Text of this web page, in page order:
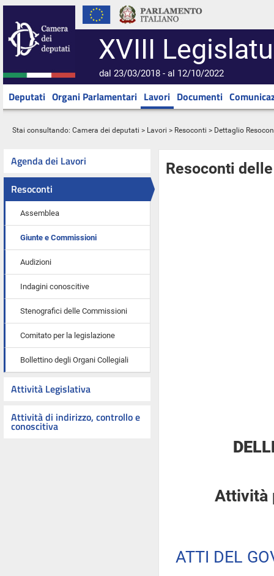
XVIII
dal 23/03/2018 - al 12/10/2022
Deputati Organi Parlamentari Lavori Documenti
Stai consultando: Camera dei deputati > Lavori > Resoconti > Dettaglio
Agenda dei Lavori
Resoconti
Assemblea
Giunte e Commissioni
Audizioni
Indagini conoscitive
Stenografici delle Commissioni
Comitato per la legislazione
Bollettino degli Organi Collegiali
Attività Legislativa
Attività di indirizzo, controllo e
conoscitiva
Resoconti
Attività
ATTI DEL